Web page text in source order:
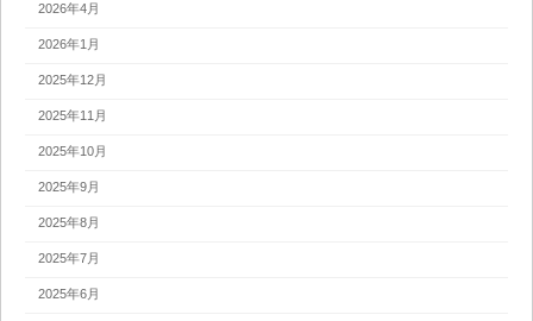
2026年4月
2026年1月
2025年12月
2025年11月
2025年10月
2025年9月
2025年8月
2025年7月
2025年6月